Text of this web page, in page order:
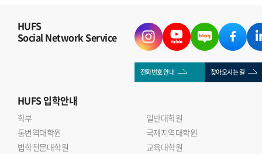
HUFS
Social Network Service
전화번호 안내 찾아오시는 길
HUFS입학안내
학부
일반대학원
통번역대학원
국제지역대학원
법학전문대학원
교육대학원